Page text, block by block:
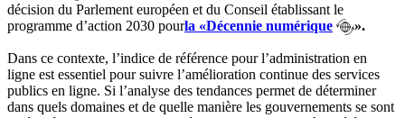
décision du Parlement européen et du Conseil établissant le
programme d’action 2030 pourla «Décennie numérique ».
Dans ce contexte, l’indice de référence pour l’administration en
ligne est essentiel pour suivre l’amélioration continue des services
publics en ligne. Si l’analyse des tendances permet de déterminer
dans quels domaines et de quelle manière les gouvernements se sont